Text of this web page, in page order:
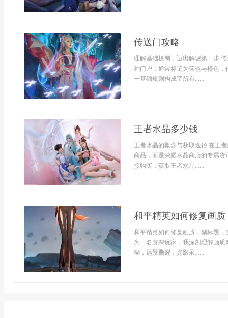
传送门攻略
理解基础机制，迈出解谜第一步
种门户，通常标记为蓝色与橙色
一基础规则构成了所有......
王者水晶多少钱
王者水晶的概念与获取途径 在王
商品，而是荣耀水晶商店的专属
接购买，获取王者水晶......
和平精英如何修复画质
和平精英如何修复画质，副标题
为一名资深玩家，我深刻理解画
糊，远景撕裂，光影呆......